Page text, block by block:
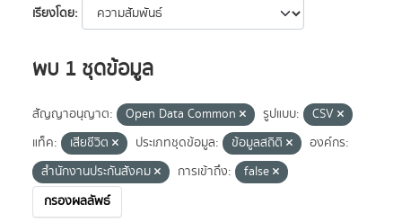
เรียงโดย
พบ 1 ชุดข้อมูล
สัญญาอนุญาต: Open Data Common รูปแบบ:
CSV
แท็ค:
เสียชีวิต ประเภทชุดข้อมูล: ข้อมูลสถิติ
องค์กร:
สำนักงานประกันสังคม
การเข้าถึง:
false
กรองผลลัพธ์